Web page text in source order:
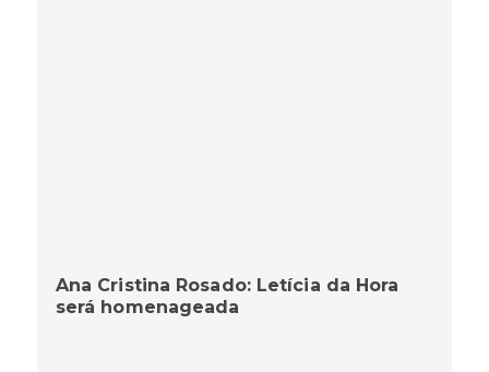
Ana Cristina Rosado: Letícia da Hora
será homenageada